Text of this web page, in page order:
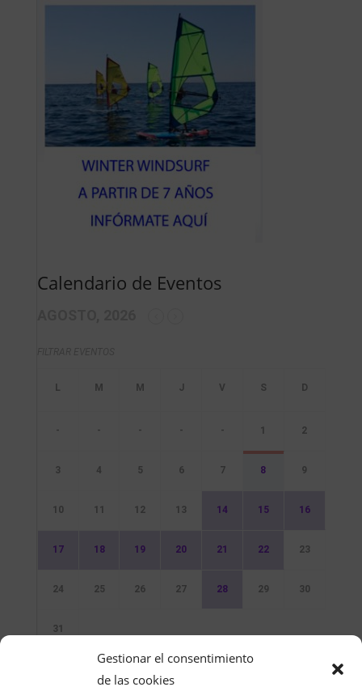
Gestionar el consentimiento
de las cookies
Calendario de Eventos
- - - - - 1 2
3 4 5 6 7 8 9
10 11 12 13 14 15 16
17 18 19 20 21 22 23
24 25 26 27 28 29 30
31
Sin Eventos